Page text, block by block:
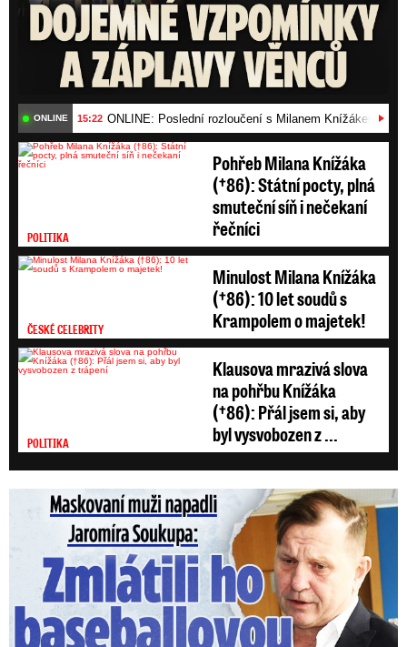
ONLINE 15:22 ONLINE: Poslední rozloučení s Milanem Knížákem
POLITIKA
Pohřeb Milana Knížáka
(†86): Státní pocty, plná
smuteční síň i nečekaní
řečníci
ČESKÉ CELEBRITY
Minulost Milana Knížáka
(†86): 10 let soudů s
Krampolem o majetek!
POLITIKA
Klausova mrazivá slova
na pohřbu Knížáka
(†86): Přál jsem si, aby
byl vysvobozen z ...
Maskovaní muži napadli Jaromíra Soukupa: Krvavá nakládačka